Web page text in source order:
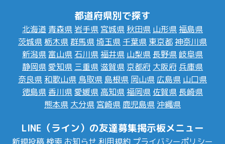
都道府県別で探す
北海道 青森県 岩手県 宮城県 秋田県 山形県福島県
茨城県 栃木県群馬県埼玉県 千葉県 東京都神奈川県
新潟県 富山県 石川県福井県 山梨県 長野県 岐阜県
静岡県愛知県 三重県滋賀県 京都府 大阪府 兵庫県
奈良県 和歌山県 鳥取県 島根県 岡山県 広島県 山口県
徳島県 香川県愛媛県 高知県福岡県 佐賀県 長崎県
熊本県 大分県 宮崎県 鹿児島県 沖縄県
LINE（ライン）の友達募集掲示板メニュー
新規投稿 検索 お知らせ 利用規約 プライバシーポリシー